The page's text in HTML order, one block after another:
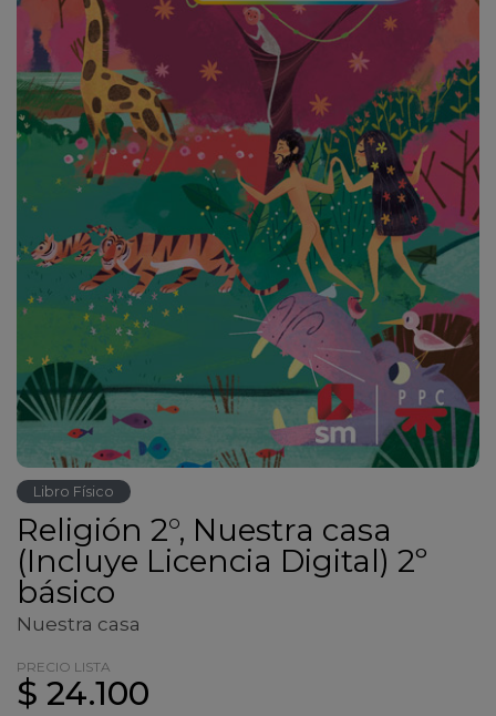
Libro Físico
Religión 2°, Nuestra casa
(Incluye Licencia Digital) 2º
básico
Nuestra casa
PRECIO LISTA
$ 24.100